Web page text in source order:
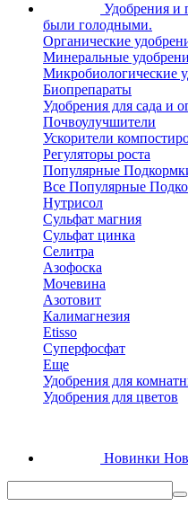
Удобрения и
были голодными.
Органические
Минеральные
Микробиологические
Биопрепараты
Удобрения для сада и
Почвоулучшители
Ускорители
Регуляторы роста
Популярные
Все Популярные
Нутрисол
Сульфат магния
Сульфат цинка
Селитра
Азофоска
Мочевина
Азотовит
Калимагнезия
Etisso
Суперфосфат
Еще
Удобрения для
Удобрения для цветов
Новинки